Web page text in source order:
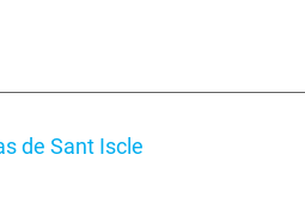
de Sant Iscle